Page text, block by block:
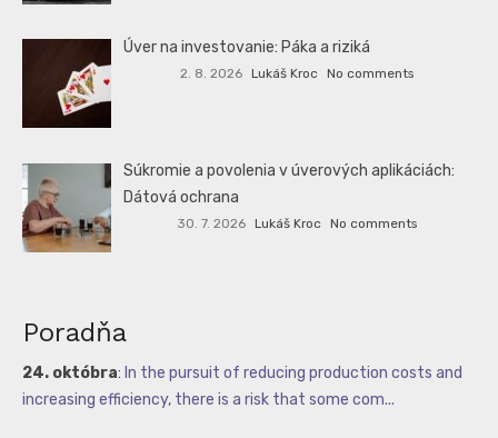
Úver na investovanie: Páka a riziká
2. 8. 2026 Lukáš Kroc No comments
Súkromie a povolenia v úverových aplikáciách:
Dátová ochrana
30. 7. 2026 Lukáš Kroc No comments
Poradňa
24. októbra: In the pursuit of reducing production costs and
increasing efficiency, there is a risk that some com...